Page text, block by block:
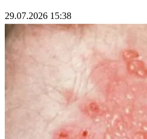
29.07.2026 15:38